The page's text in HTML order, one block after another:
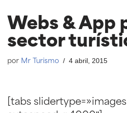
Webs & App
sector
por Mr Turismo 4 abril, 2015
[tabs